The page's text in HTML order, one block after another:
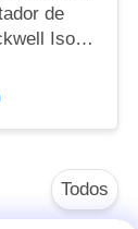
de
Iso
Todos